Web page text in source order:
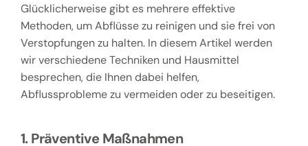
Glücklicherweise gibt es mehrere effektive
Methoden, um Abflüsse zu reinigen und sie frei von
Verstopfungen zu halten. In diesem Artikel werden
wir verschiedene Techniken und Hausmittel
besprechen, die Ihnen dabei helfen,
Abflussprobleme zu vermeiden oder zu beseitigen.
1. Präventive Maßnahmen